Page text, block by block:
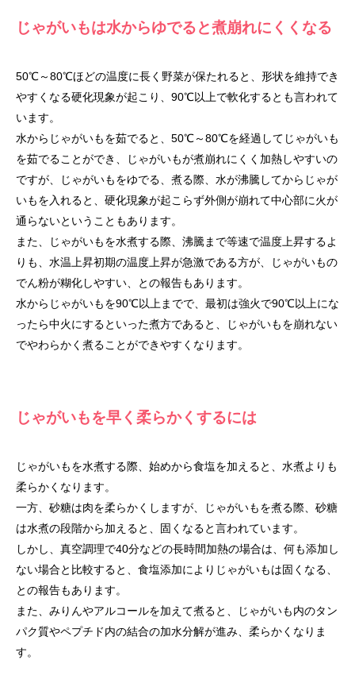
じゃがいもは水からゆでると煮崩れにくくなる
50℃～80℃ほどの温度に長く野菜が保たれると、形状を維持でき
やすくなる硬化現象が起こり、90℃以上で軟化するとも言われて
います。
水からじゃがいもを茹でると、50℃～80℃を経過してじゃがいも
を茹でることができ、じゃがいもが煮崩れにくく加熱しやすいの
ですが、じゃがいもをゆでる、煮る際、水が沸騰してからじゃが
いもを入れると、硬化現象が起こらず外側が崩れて中心部に火が
通らないということもあります。
また、じゃがいもを水煮する際、沸騰まで等速で温度上昇するよ
りも、水温上昇初期の温度上昇が急激である方が、じゃがいもの
でん粉が糊化しやすい、との報告もあります。
水からじゃがいもを90℃以上までで、最初は強火で90℃以上にな
ったら中火にするといった煮方であると、じゃがいもを崩れない
でやわらかく煮ることができやすくなります。
じゃがいもを早く柔らかくするには
じゃがいもを水煮する際、始めから食塩を加えると、水煮よりも
柔らかくなります。
一方、砂糖は肉を柔らかくしますが、じゃがいもを煮る際、砂糖
は水煮の段階から加えると、固くなると言われています。
しかし、真空調理で40分などの長時間加熱の場合は、何も添加し
ない場合と比較すると、食塩添加によりじゃがいもは固くなる、
との報告もあります。
また、みりんやアルコールを加えて煮ると、じゃがいも内のタン
パク質やペプチド内の結合の加水分解が進み、柔らかくなりま
す。